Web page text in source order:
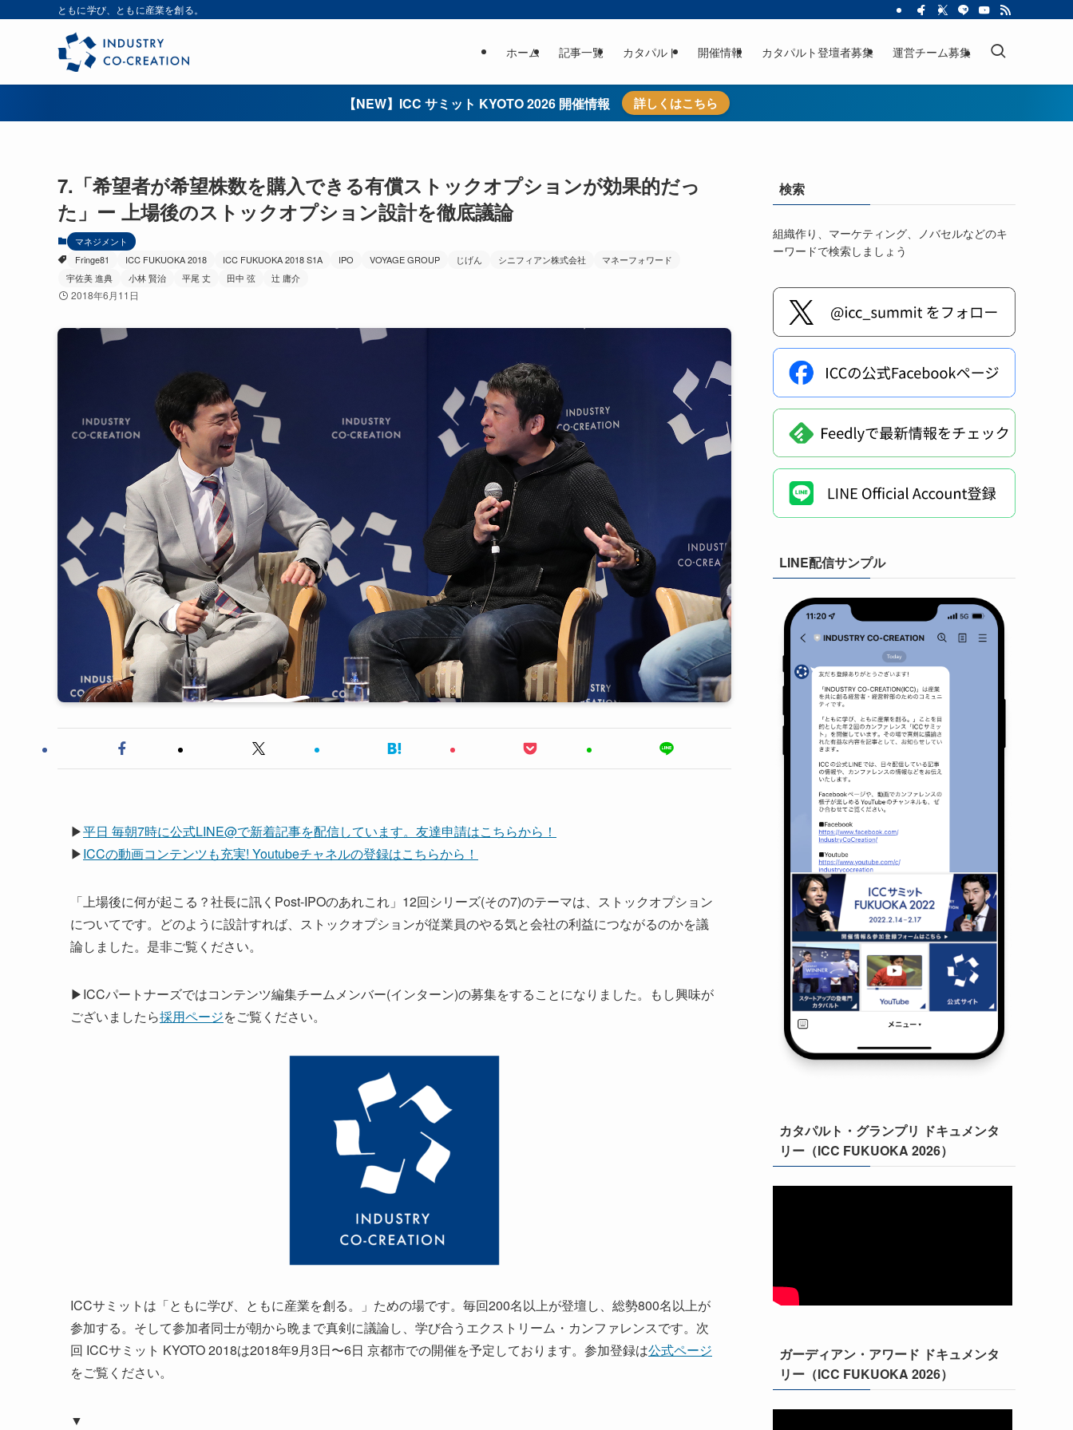
ともに学び、ともに産業を創る。
ホーム 記事一覧 カタパルト 開催情報 カタパルト登壇者募集 運営チーム募集
【NEW】ICC サミット KYOTO 2026 開催情報 詳しくはこちら
7.「希望者が希望株数を購入できる有償ストックオプションが効果的だっ
た」ー 上場後のストックオプション設計を徹底議論
マネジメント
Fringe81
ICC FUKUOKA 2018 ICC FUKUOKA 2018 S1A IPO VOYAGE GROUP じげん シニフィアン株式会社
マネーフォワード
宇佐美 進典
小林 賢治 平尾 丈 田中 弦 辻 庸介
2018年6月11日
▶平日 毎朝7時に公式LINE@で新着記事を配信しています。友達申請はこちらから！
▶ICCの動画コンテンツも充実! Youtubeチャネルの登録はこちらから！
「上場後に何が起こる？社長に訊くPost-IPOのあれこれ」12回シリーズ(その7)のテーマは、ストックオプション
についてです。どのように設計すれば、ストックオプションが従業員のやる気と会社の利益につながるのかを議
論しました。是非ご覧ください。
▶ICCパートナーズではコンテンツ編集チームメンバー(インターン)の募集をすることになりました。もし興味が
ございましたら採用ページをご覧ください。
ICCサミットは「ともに学び、ともに産業を創る。」ための場です。毎回200名以上が登壇し、総勢800名以上が
参加する。そして参加者同士が朝から晩まで真剣に議論し、学び合うエクストリーム・カンファレンスです。次
回 ICCサミット KYOTO 2018は2018年9月3日〜6日 京都市での開催を予定しております。参加登録は公式ページ
をご覧ください。
▼
検索
組織作り、マーケティング、ノバセルなどのキ
ーワードで検索しましょう
LINE配信サンプル
カタパルト・グランプリ ドキュメンタ
リー（ICC FUKUOKA 2026）
ガーディアン・アワード ドキュメンタ
リー（ICC FUKUOKA 2026）